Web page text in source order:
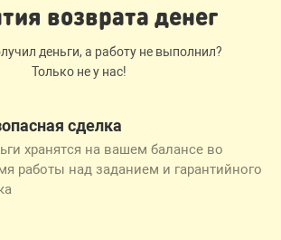
возврата денег
деньги, а работу не выполнил?
Только не у нас!
сделка
хранятся на вашем балансе во
работы над заданием и гарантийного